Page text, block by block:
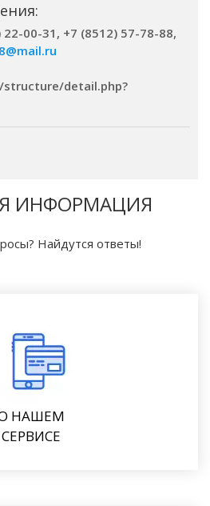
22-00-31, +7 (8512) 57-78-88,
detail.php?
ИНФОРМАЦИЯ
Найдутся ответы!
НАШЕМ
СЕРВИСЕ